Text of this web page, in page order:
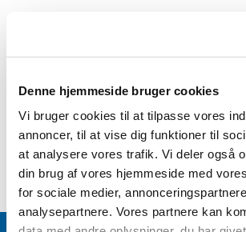
Denne hjemmeside bruger cookies
Vi bruger cookies til at tilpasse vores
annoncer, til at vise dig funktioner til
at analysere vores trafik. Vi deler også
din brug af vores hjemmeside med
for sociale medier,
analysepartnere. Vores partnere kan